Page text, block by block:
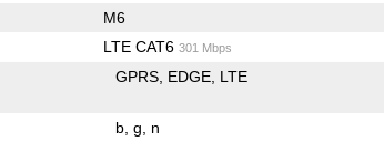
M6
LTE CAT6 301 Mbps
GPRS EDGE LTE
b g n